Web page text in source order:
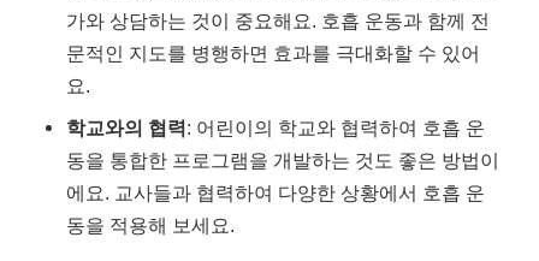
가와 상담하는 것이 중요해요. 호흡 운동과 함께 전
문적인 지도를 병행하면 효과를 극대화할 수 있어
요.
학교와의 협력: 어린이의 학교와 협력하여 호흡 운
동을 통합한 프로그램을 개발하는 것도 좋은 방법이
에요. 교사들과 협력하여 다양한 상황에서 호흡 운
동을 적용해 보세요.